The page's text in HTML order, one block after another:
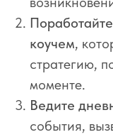
коучем,
стратегию,
моменте.
Ведите
события,